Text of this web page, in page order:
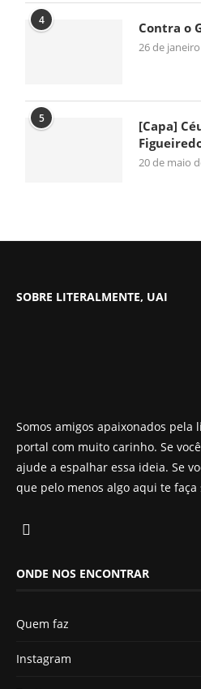
4 Contra o
26 de
5
[Capa]
20 de maio
SOBRE LITERALMENTE, UAI
Somos amigos apaixonados pela
portal com muito carinho. Se
ajude a espalhar essa ideia. Se
que pelo menos algo aqui te
ONDE NOS ENCONTRAR
Quem faz
Instagram